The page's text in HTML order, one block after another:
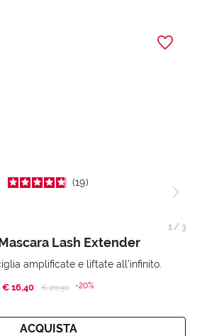
19
Lash Extender
amplificate e liftate all’infinito.
€ 16,40 Price reduced from
€ 20,50to-20%
ACQUISTA
1/ 3